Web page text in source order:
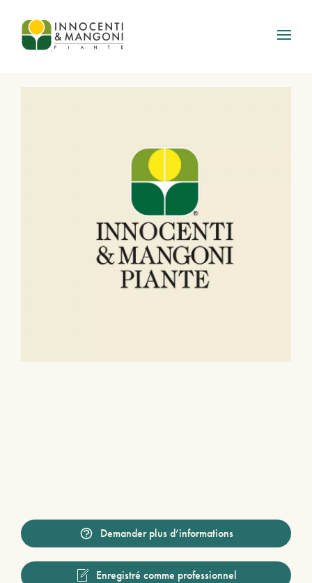
Skip to main content
Demander plus d’informations
Enregistré comme professionnel